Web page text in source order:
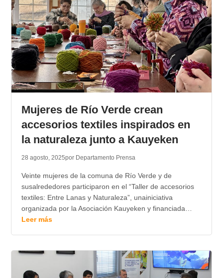
Mujeres de Río Verde crean
accesorios textiles inspirados en
la naturaleza junto a Kauyeken
28 agosto, 2025por Departamento Prensa
Veinte mujeres de la comuna de Río Verde y de
susalrededores participaron en el “Taller de accesorios
textiles: Entre Lanas y Naturaleza”, unainiciativa
organizada por la Asociación Kauyeken y financiada…
Leer más